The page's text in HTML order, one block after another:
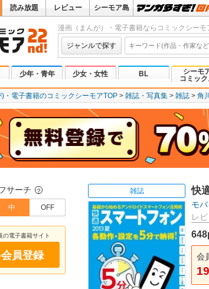
読み放題 レビュー シーモア島
漫画（まんが）・電子書籍ならコミックシーモ
ジャンルで探す
少年・青年 少女・女性 BL
シーモ
コミック
・電子書籍のコミックシーモアTOP 雑誌・写真集 雑誌 角
サーチ ？
中 OFF
の電子書籍サイト
員登録
雑誌 快
モ
レ
会